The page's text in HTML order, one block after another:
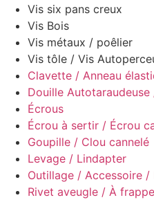
Vis six pans creux
Vis Bois
Vis métaux / poêlier
Vis tôle / Vis
Clavette / Anneau
Douille
Écrous
Écrou à sertir / Écrou
Goupille / Clou cannelé
Levage / Lindapter
Outillage / Accessoire /
Rivet aveugle / À